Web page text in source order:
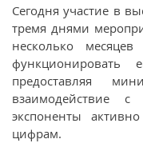
Сегодня участие в
тремя днями
несколько
функционировать
предоставляя
взаимодействие
экспоненты
цифрам.